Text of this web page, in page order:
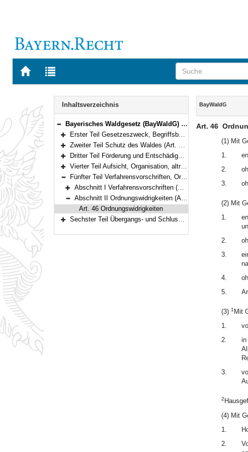
Zur
BAYERN.RECHT
Zur
letzten
Navigation
Inhaltsverzeichnis
Bereich reduzieren
Bayerisches Waldgesetz (BayWaldG) in der Fassung der Bekanntmachung vom 22. Juli 2005 (GVBl S. 313) BayRS 7902-1-L (Art. 1–52)
Bereich erweitern
Erster Teil Gesetzeszweck, Begriffsbestimmungen (Art. 1–4)
Bereich erweitern
Zweiter Teil Schutz des Waldes (Art. 5–19)
Bereich erweitern
Dritter Teil Förderung und Entschädigung (Art. 20–25)
Bereich erweitern
Vierter Teil Aufsicht, Organisation, altrechtliche Waldkörperschaften, Forstschutz (Art. 26–36)
Bereich reduzieren
Fünfter Teil Verfahrensvorschriften, Ordnungswidrigkeiten (Art. 37–46)
Bereich erweitern
Abschnitt I Verfahrensvorschriften (Art. 37–45)
Bereich reduzieren
Abschnitt II Ordnungswidrigkeiten (Art. 46)
Art. 46 Ordnungswidrigkeiten
Sechster Teil Übergangs- und Schlussvorschriften (Art. 47–52)
Inhalt
BayWaldG
Art. 46
(1) Mit
1.
2.
3.
(2) Mit
1.
2.
3.
4.
5.
(3) 1 Mit
1.
2.
in
3.
2
(4) Mit
1.
2.